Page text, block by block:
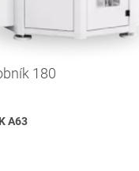
180
A63